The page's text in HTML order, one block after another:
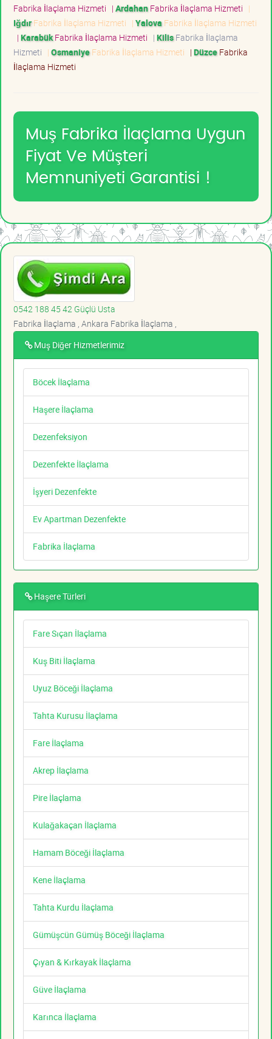
Fabrika İlaçlama Hizmeti | ArdahanFabrika İlaçlama Hizmeti |
IğdırFabrika İlaçlama Hizmeti | Yalova Fabrika İlaçlama Hizmeti
| KarabükFabrika İlaçlama Hizmeti | KilisFabrika İlaçlama
Hizmeti | OsmaniyeFabrika İlaçlama Hizmeti | DüzceFabrika
İlaçlama Hizmeti
Muş Fabrika İlaçlama Uygun
Fiyat Ve Müşteri
Memnuniyeti Garantisi !
0542 188 45 42 Güçlü Usta
Fabrika İlaçlama , Ankara Fabrika İlaçlama ,
Muş Diğer Hizmetlerimiz
Böcek İlaçlama
Haşere İlaçlama
Dezenfeksiyon
Dezenfekte İlaçlama
İşyeri Dezenfekte
Ev Apartman Dezenfekte
Fabrika İlaçlama
Haşere Türleri
Fare Sıçan İlaçlama
Kuş Biti İlaçlama
Uyuz Böceği İlaçlama
Tahta Kurusu İlaçlama
Fare İlaçlama
Akrep İlaçlama
Pire İlaçlama
Kulağakaçan İlaçlama
Hamam Böceği İlaçlama
Kene İlaçlama
Tahta Kurdu İlaçlama
Gümüşcün Gümüş Böceği İlaçlama
Çıyan & Kırkayak İlaçlama
Güve İlaçlama
Karınca İlaçlama